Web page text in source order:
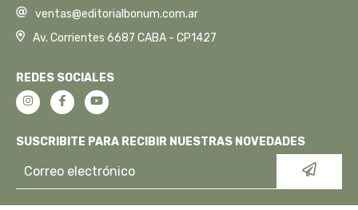
ventas@editorialbonum.com.ar
Av. Corrientes 6687 CABA - CP1427
REDES SOCIALES
SUSCRIBITE PARA RECIBIR NUESTRAS NOVEDADES